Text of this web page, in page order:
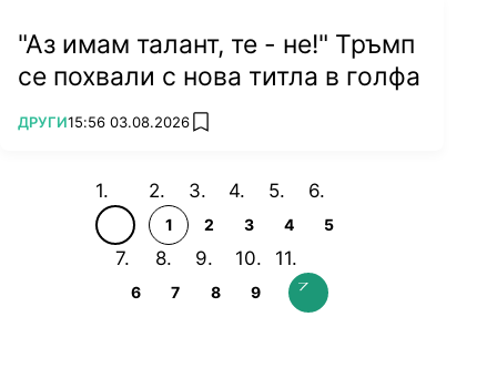
"Аз имам талант, те - не!" Тръмп
се похвали с нова титла в голфа
ПОВЕЧЕ ОТ
ДРУГИ15:56 03.08.2026 add favorites
1 2 3 4 5
6 7 8 9